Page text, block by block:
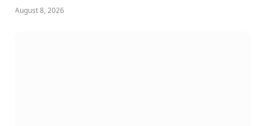
August 8, 2026